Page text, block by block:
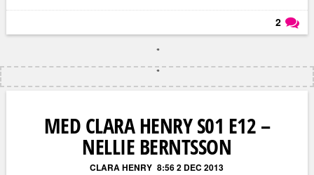
2
MED CLARA HENRY S01 E12 –
NELLIE BERNTSSON
CLARA HENRY 8:56 2 DEC 2013